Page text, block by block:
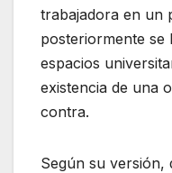
trabajadora en un
posteriormente se
espacios
existencia de una
contra.
Según su versión,